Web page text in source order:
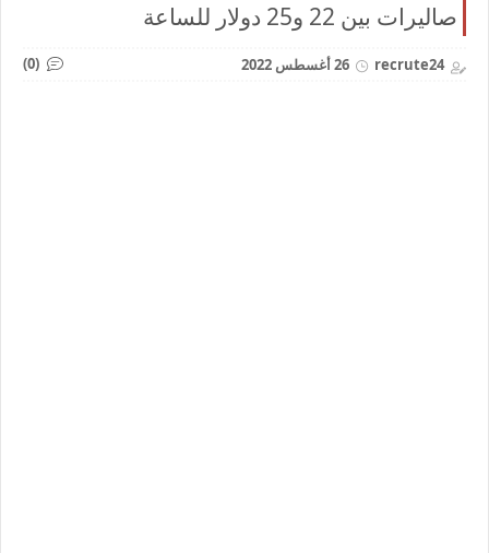
صاليرات بين 22 و25 دولار للساعة
recrute24 26 أغسطس 2022 (0)